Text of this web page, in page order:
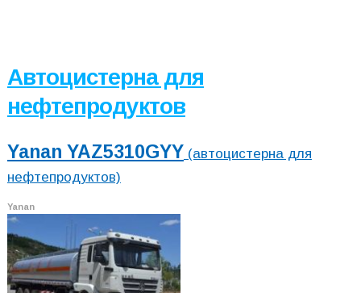
Автоцистерна для
нефтепродуктов
Yanan YAZ5310GYY (автоцистерна для
нефтепродуктов)
Yanan